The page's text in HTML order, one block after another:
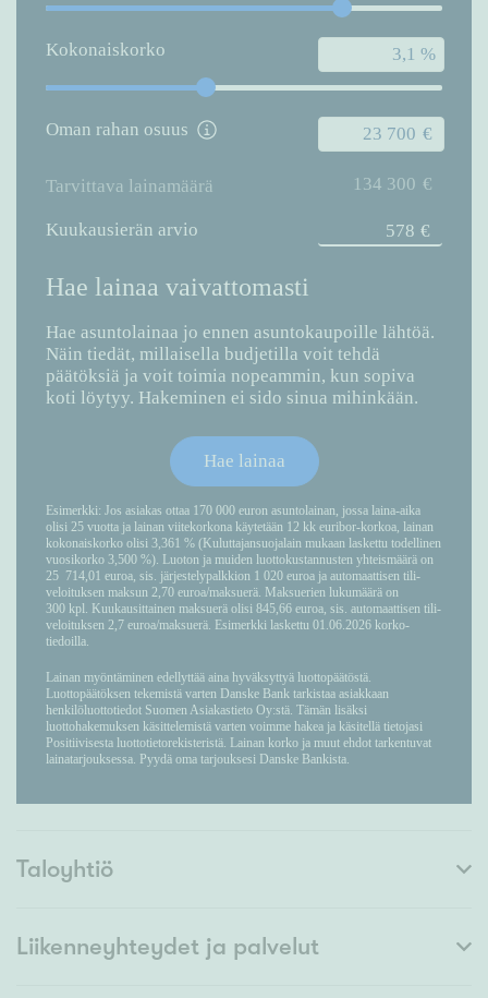
Taloyhtiö
Liikenneyhteydet ja palvelut